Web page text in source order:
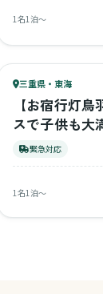
1名1泊〜
34ベビー
43キッズ
三重県・東海
【お宿行灯
スで子供も大
緊急対応
1名1泊〜